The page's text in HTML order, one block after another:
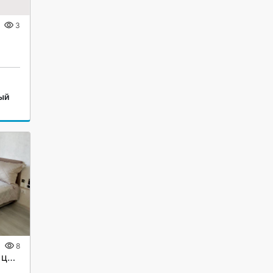
3
8
Сдам квартиру у моря в центре Сочи